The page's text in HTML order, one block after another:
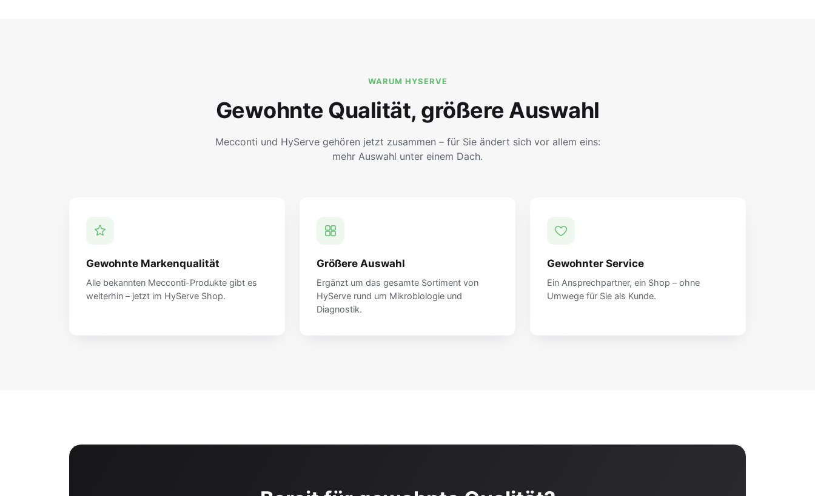
WARUM HYSERVE
Gewohnte Qualität, größere Auswahl
Mecconti und HyServe gehören jetzt zusammen – für Sie ändert sich vor allem eins:
mehr Auswahl unter einem Dach.
Gewohnte Markenqualität
Alle bekannten Mecconti-Produkte gibt es
weiterhin – jetzt im HyServe Shop.
Größere Auswahl
Ergänzt um das gesamte Sortiment von
HyServe rund um Mikrobiologie und
Diagnostik.
Gewohnter Service
Ein Ansprechpartner, ein Shop – ohne
Umwege für Sie als Kunde.